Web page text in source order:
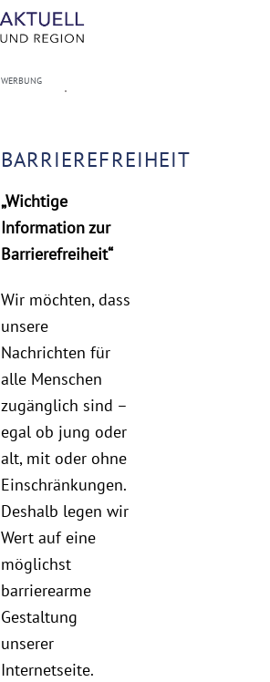
WERBUNG
BARRIEREFREIHEIT
„Wichtige
Information zur
Barrierefreiheit“
Wir möchten, dass
unsere
Nachrichten für
alle Menschen
zugänglich sind –
egal ob jung oder
alt, mit oder ohne
Einschränkungen.
Deshalb legen wir
Wert auf eine
möglichst
barrierearme
Gestaltung
unserer
Internetseite.